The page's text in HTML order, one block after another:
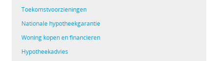
Toekomstvoorzieningen
Nationale hypotheekgarantie
Woning kopen en financieren
Hypotheekadvies